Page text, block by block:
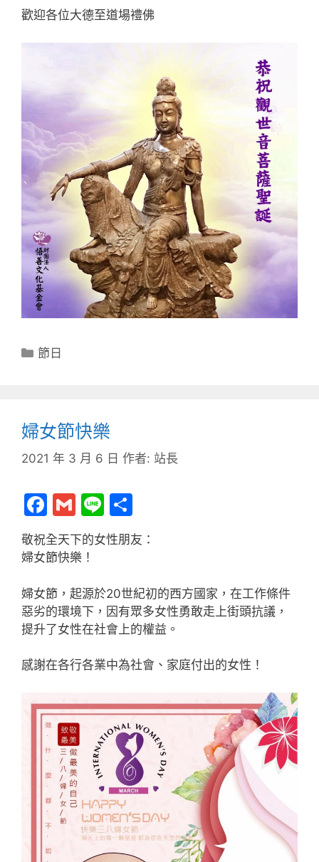
歡迎各位大德至道場禮佛
分
節日
婦女節快樂
2021 年 3 月 6 日 作者: 站長
F
a
c
b
o
o
k
G
m
ai
Li
n
e
享
敬祝全天下的女性朋友：
婦女節快樂！
婦女節，起源於20世紀初的西方國家，在工作條件
惡劣的環境下，因有眾多女性勇敢走上街頭抗議，
提升了女性在社會上的權益。
感謝在各行各業中為社會、家庭付出的女性！